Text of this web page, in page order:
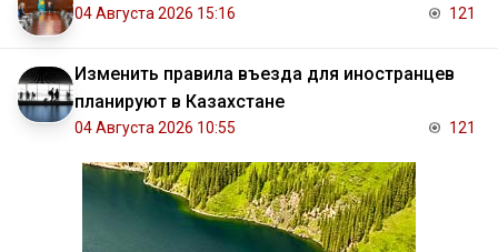
04 Августа 2026 15:16 121
Изменить правила въезда для иностранцев
планируют в Казахстане
04 Августа 2026 10:55 121